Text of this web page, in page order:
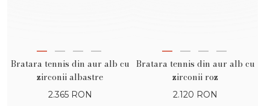
Bratara tennis din aur alb cu
zirconii albastre
2.365 RON
Bratara tennis din aur alb cu
zirconii roz
2.120 RON